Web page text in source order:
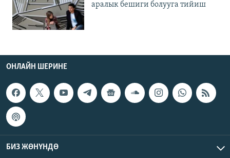
аралык бешиги болууга тийиш
ОНЛАЙН ШЕРИНЕ
БИЗ ЖӨНҮНДӨ